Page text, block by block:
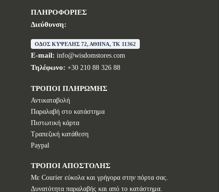
ΠΛΗΡΟΦΟΡΙΕΣ
Διεύθυνση:
ΟΔΟΣ ΚΥΨΕΛΗΣ 72, ΑΘΗΝΑ, TK 11362
E-mail: info@wisdomstores.com
Τηλέφωνο: +30 210 88 326 88
ΤΡΟΠΟΙ ΠΛΗΡΩΜΗΣ
Αντικαταβολή
Παραλαβή στο κατάστημα
Πιστωτική κάρτα
Τραπεζική κατάθεση
Paypal
ΤΡΟΠΟΙ ΑΠΟΣΤΟΛΗΣ
Με Courier εύκολα και γρήγορα στην πόρτα σας.
Δυνατότητα παραλαβής και από το κατάστημα.